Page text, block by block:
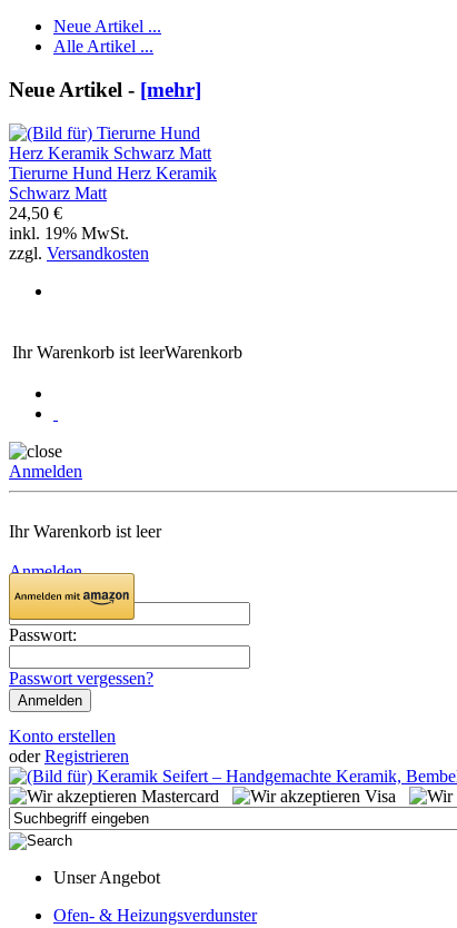
Neue Artikel ...
Alle Artikel ...
Neue Artikel - [mehr]
Tierurne Hund Herz Keramik
Schwarz Matt
24,50 €
inkl. 19% MwSt.
zzgl. Versandkosten
Ihr Warenkorb ist leerWarenkorb
Anmelden
Ihr Warenkorb ist leer
Anmelden
Email:
Passwort:
Passwort vergessen?
Konto erstellen
oder Registrieren
Unser Angebot
Ofen- & Heizungsverdunster